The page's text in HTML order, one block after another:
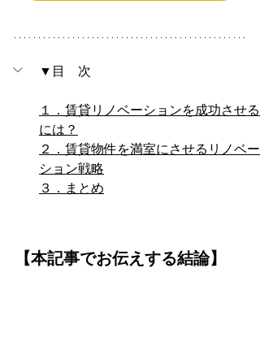
▼目　次
１．賃貸リノベーションを成功させる
には？
２．賃貸物件を満室にさせるリノベー
ション戦略
３．まとめ
【本記事でお伝えする結論】